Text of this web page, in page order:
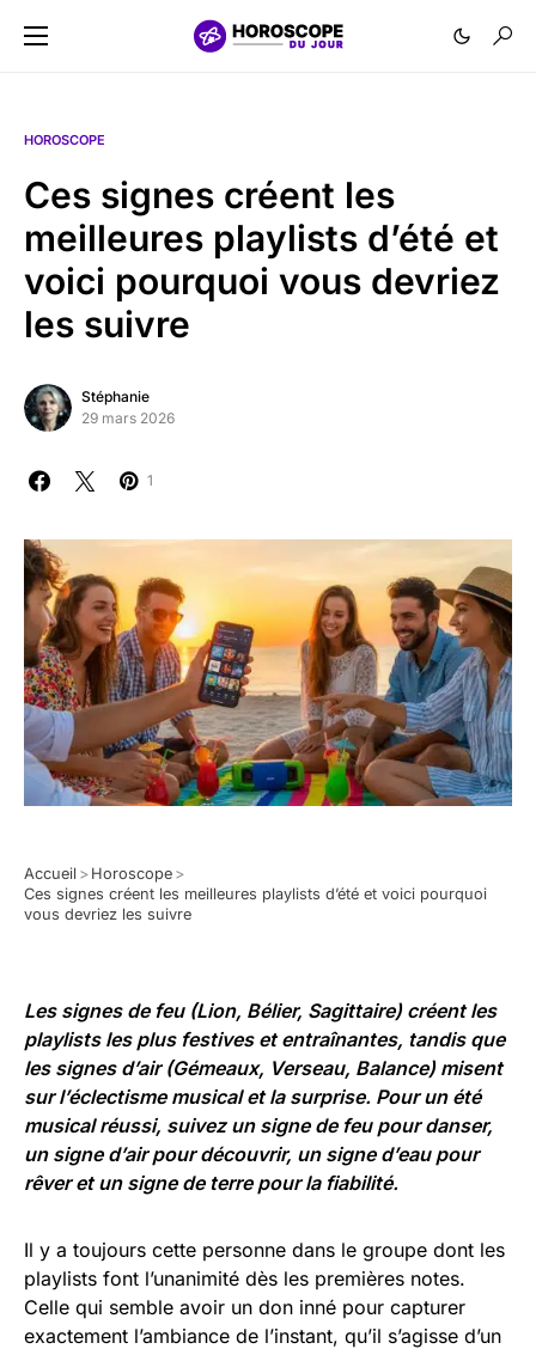
HOROSCOPE
Ces signes créent les
meilleures playlists d’été et
voici pourquoi vous devriez
les suivre
Stéphanie
29 mars 2026
1
Accueil > Horoscope >
Ces signes créent les meilleures playlists d’été et voici pourquoi
vous devriez les suivre
Les signes de feu (Lion, Bélier, Sagittaire) créent les
playlists les plus festives et entraînantes, tandis que
les signes d’air (Gémeaux, Verseau, Balance) misent
sur l’éclectisme musical et la surprise. Pour un été
musical réussi, suivez un signe de feu pour danser,
un signe d’air pour découvrir, un signe d’eau pour
rêver et un signe de terre pour la fiabilité.
Il y a toujours cette personne dans le groupe dont les
playlists font l’unanimité dès les premières notes.
Celle qui semble avoir un don inné pour capturer
exactement l’ambiance de l’instant, qu’il s’agisse d’un